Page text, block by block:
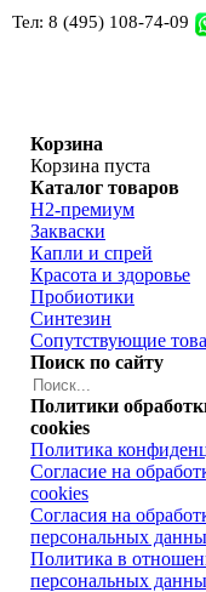
Тел: 8 (495) 108-74-09
Корзина
Корзина пуста
Каталог товаров
H2-премиум
Закваски
Капли и спрей
Красота и здоровье
Пробиотики
Синтезин
Сопутствующие
Поиск по сайту
Политики
cookies
Политика
Согласие на
cookies
Согласия на
персональных
Политика в
персональных